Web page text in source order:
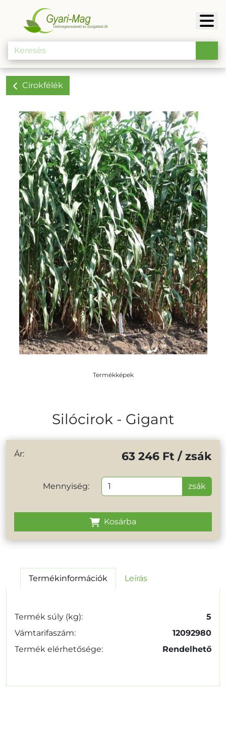
Cirokfélék
Termékképek
Silócirok - Gigant
Ár: 63 246 Ft / zsák
Mennyiség: zsák
Kosárba
Termékinformációk Leírás
Termék súly (kg):
5
Vámtarifaszám:
12092980
Termék elérhetősége:
Rendelhető